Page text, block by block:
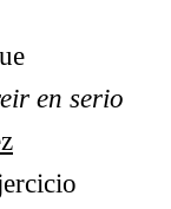
en serio